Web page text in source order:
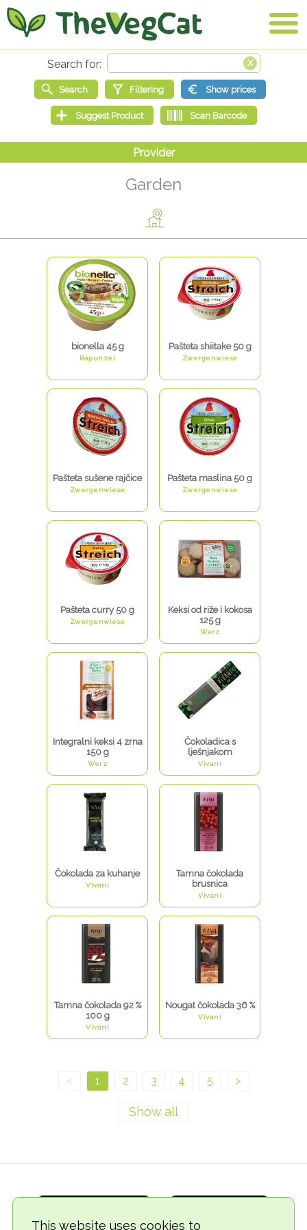
This website uses cookies to
Garden
bionella 45 g
Rapunzel
Pašteta shiitake 50 g
Zwergenwiese
Pašteta sušene rajčice
Zwergenwiese
Pašteta maslina 50 g
Zwergenwiese
Pašteta curry 50 g
Zwergenwiese
Keksi od riže i kokosa
125 g
Werz
Integralni keksi 4 zrna
150 g
Werz
Čokoladica s
lješnjakom
Vivani
Čokolada za kuhanje
Vivani
Tamna čokolada
brusnica
Vivani
Tamna čokolada 92 %
100 g
Vivani
Nougat čokolada 36 %
Vivani
< 1 2 3 4 5 >